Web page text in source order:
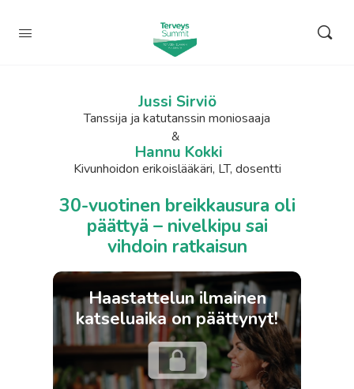
Jussi Sirviö
Tanssija ja katutanssin moniosaaja
&
Hannu Kokki
Kivunhoidon erikoislääkäri, LT, dosentti
30-vuotinen breikkausura oli
päättyä – nivelkipu sai
vihdoin ratkaisun
Haastattelun ilmainen
katseluaika on päättynyt!